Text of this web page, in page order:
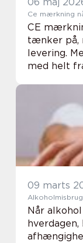
CE
tænker på,
levering.
med helt
og anlæg,
09 marts
Når